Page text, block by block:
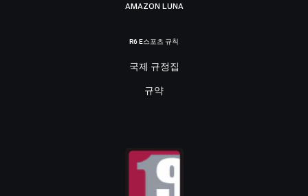
AMAZON LUNA
R6 E스포츠 규칙
국제 규정집
규약